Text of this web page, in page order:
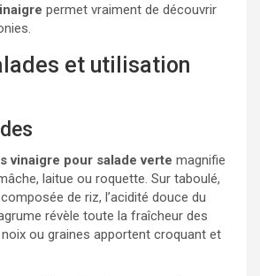
permet vraiment de découvrir
et utilisation
vinaigre pour salade verte magnifie
laitue ou roquette. Sur taboulé,
de riz, l’acidité douce du
révèle toute la fraîcheur des
ou graines apportent croquant et